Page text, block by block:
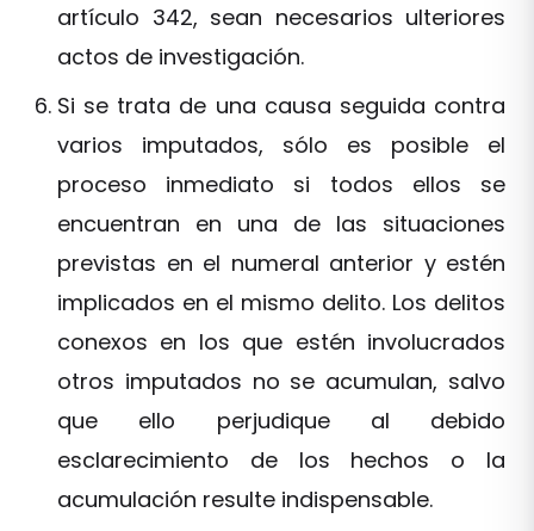
artículo 342, sean necesarios ulteriores
actos de investigación.
Si se trata de una causa seguida contra
varios imputados, sólo es posible el
proceso inmediato si todos ellos se
encuentran en una de las situaciones
previstas en el numeral anterior y estén
implicados en el mismo delito. Los delitos
conexos en los que estén involucrados
otros imputados no se acumulan, salvo
que ello perjudique al debido
esclarecimiento de los hechos o la
acumulación resulte indispensable.